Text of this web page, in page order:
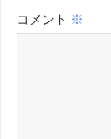
コメント ※